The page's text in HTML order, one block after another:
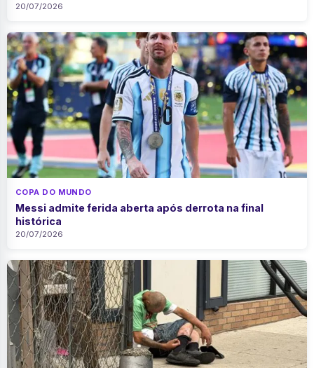
20/07/2026
COPA DO MUNDO
Messi admite ferida aberta após derrota na final
histórica
20/07/2026